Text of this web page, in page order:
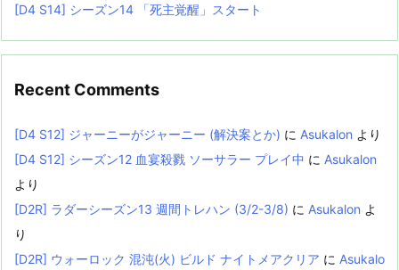
[D4 S14] シーズン14 「死主覚醒」スタート
Recent Comments
[D4 S12] ジャーニーがジャーニー (解決案とか) に Asukalon より
[D4 S12] シーズン12 血宴殺戮 ソーサラー プレイ中 に Asukalon
より
[D2R] ラダーシーズン13 週間トレハン (3/2-3/8) に Asukalon よ
り
[D2R] ウォーロック 混沌(火) ビルド ナイトメアクリア に Asukalo